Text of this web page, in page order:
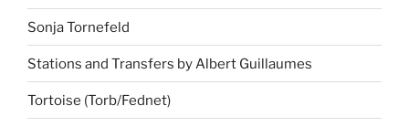
Sonja Tornefeld
Stations and Transfers by Albert Guillaumes
Tortoise (Torb/Fednet)